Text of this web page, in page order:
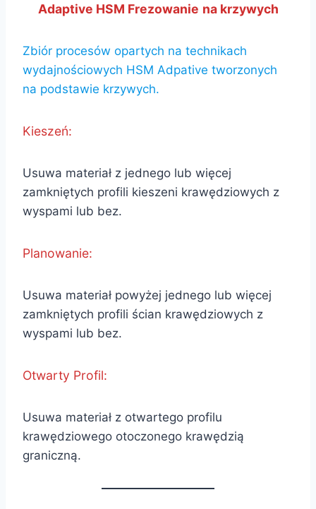
Adaptive HSM Frezowanie na krzywych
Zbiór procesów opartych na technikach
wydajnościowych HSM Adpative tworzonych
na podstawie krzywych.
Kieszeń:
Usuwa materiał z jednego lub więcej
zamkniętych profili kieszeni krawędziowych z
wyspami lub bez.
Planowanie:
Usuwa materiał powyżej jednego lub więcej
zamkniętych profili ścian krawędziowych z
wyspami lub bez.
Otwarty Profil:
Usuwa materiał z otwartego profilu
krawędziowego otoczonego krawędzią
graniczną.